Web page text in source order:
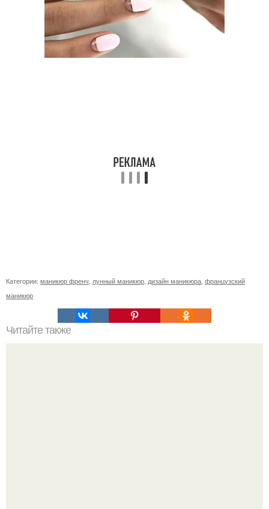
Категории: маникюр френч лунный маникюр дизайн маникюра французский
маникюр
Читайте также